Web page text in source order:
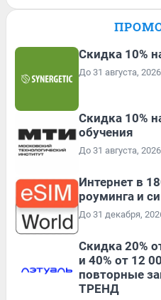
Скидка 10%
До 31 августа, 2026
Скидка 10%
обучения
До 31 августа, 2026
Интернет в
роуминга и
До 31 декабря,
Скидка 20%
и 40% от 12
повторные
ТРЕНД